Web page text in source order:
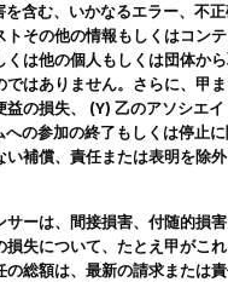
含む、いかなるエラー、不
その他の情報もしくはコン
は他の個人もしくは団体か
はありません。さらに、甲
の損失、 (Y) 乙のアソシエ
の参加の終了もしくは停止
補償、責任または表明を除
ーは、間接損害、付随的損
失について、たとえ甲がこ
総額は、最新の請求または